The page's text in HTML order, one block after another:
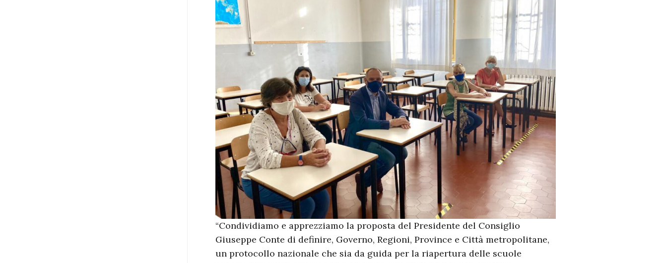
“Condividiamo e apprezziamo la proposta del Presidente del Consiglio
Giuseppe Conte di definire, Governo, Regioni, Province e Città metropolitane,
un protocollo nazionale che sia da guida per la riapertura delle scuole